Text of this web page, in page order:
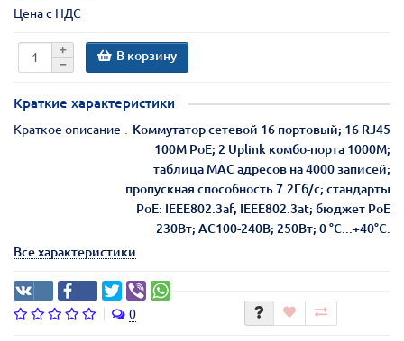
Цена с НДС
В корзину
Краткие характеристики
Краткое описание
Коммутатор сетевой 16 портовый; 16 RJ45
100M PoE; 2 Uplink комбо-порта 1000М;
таблица MAC адресов на 4000 записей;
пропускная способность 7.2Гб/с; стандарты
PoE: IEEE802.3af, IEEE802.3at; бюджет PoE
230Вт; AC100-240В; 250Вт; 0 °C...+40°C.
Все характеристики
0